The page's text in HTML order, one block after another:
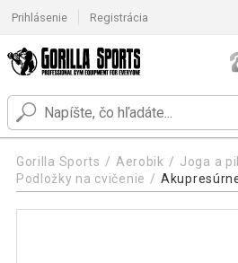
Prihlásenie Registrácia
Gorilla Sports Aerobik
Joga a
Podložky na cvičenie